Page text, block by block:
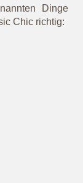
Dinge
Chic richtig: